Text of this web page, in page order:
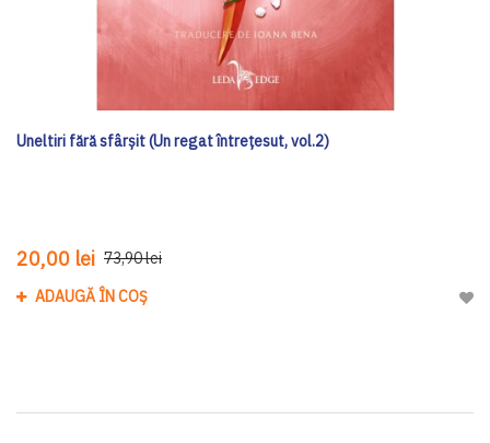
Uneltiri fără sfârșit (Un regat întrețesut, vol.2)
20,00 lei 73,90 lei
ADAUGĂ ÎN COȘ